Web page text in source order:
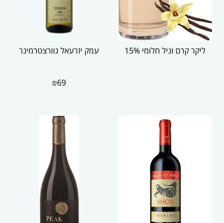
ליקר קרם וניל חלומי 15% עמק יזרעאל גוורצטרמינר
₪69